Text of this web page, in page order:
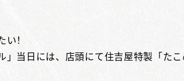
い！
当日には、店頭にて住吉屋特製「た